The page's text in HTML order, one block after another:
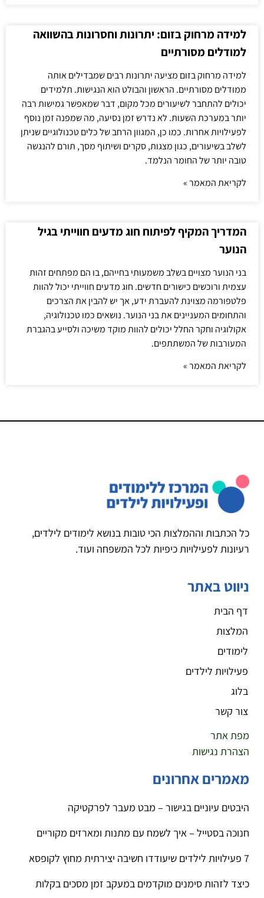
למידה מרחוק בזום: יתרונות וחסרונות בהשוואה
למודלים מסורתיים
למידה מרחוק בזום מציעה יתרונות רבים שמבדילים אותה
ממודלים מסורתיים. הראשון והבולט הוא הנגישות. תלמידים
יכולים להתחבר לשיעורים מכל מקום, דבר שמאפשר גמישות רבה
יותר במערכת השעות. לא נדרש זמן נסיעה, מה שמפנה זמן נוסף
לפעילויות אחרות. כמו כן, המגוון הרחב של כלים טכנולוגיים שניתן
לשלב בשיעורים, כגון מצגות, סקרים ושיתוף מסך, תורם להנגשה
טובה יותר של החומר הנלמד.
לקריאת המאמר »
המדריך המקיף לפיתוח חוג מדעים חווייתי בגיל
הנוער
בני הנוער מצויים בשלב משמעותי בחייהם, בו הם מפתחים זהות
עצמית ורוכשים כישורים חדשים. חוג מדעים חווייתי יכול להוות
פלטפורמה מצוינת להעברת ידע, אך יש להבין את הצרכים
והתחומים המעניינים את בני הנוער. נושאים כמו טכנולוגיה,
אקולוגיה וחקר החלל יכולים להוות מוקד משיכה ולסייע בהגברת
המעורבות של המשתתפים.
לקריאת המאמר »
כל הכתבות וההמלצות הכי טובות בנושא לימודים לילדים,
רעיונות לפעילויות כיפיות לכל המשפחה ועוד.
ניווט באתר
דף הבית
המלצות
לימודים
פעילויות לילדים
בלוג
צור קשר
מפת אתר
הצהרת נגישות
מאמרים אחרונים
היבטים עיוניים בגישור – מבט מעבר לפרקטיקה
חנוכה בסטייל – איך לשמח עם מתנות ומארזים מקוריים
7 פעילויות לילדים שיעודדו חשיבה יצירתית מחוץ לקופסא
כיצד לזהות סימנים מוקדמים במעקב זמן מסכים בקלות